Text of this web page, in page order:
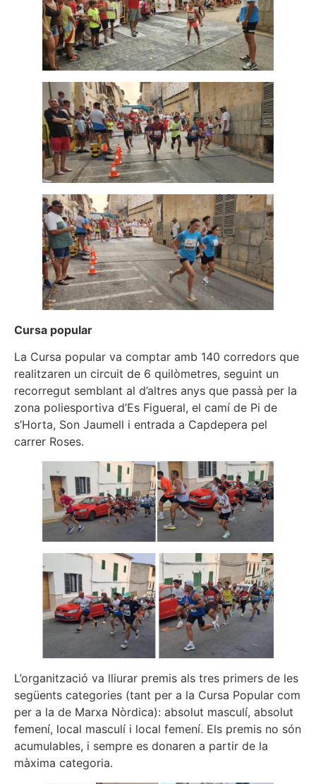
Cursa popular
La Cursa popular va comptar amb 140 corredors que
realitzaren un circuit de 6 quilòmetres, seguint un
recorregut semblant al d’altres anys que passà per la
zona poliesportiva d’Es Figueral, el camí de Pi de
s’Horta, Son Jaumell i entrada a Capdepera pel
carrer Roses.
L’organització va lliurar premis als tres primers de les
següents categories (tant per a la Cursa Popular com
per a la de Marxa Nòrdica): absolut masculí, absolut
femení, local masculí i local femení. Els premis no són
acumulables, i sempre es donaren a partir de la
màxima categoria.